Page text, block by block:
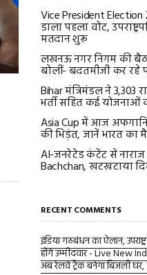
Vice President
डाला पहला वोट,
मतदान शुरू
लखनऊ नगर निगम की
बोलीं- बदतमीजी कर रहे
Bihar मंत्रिमंडल ने 3,303
भर्ती सहित कई योजनाओं
Asia Cup में आज
की भिड़ंत, जानें भारत का
AI-जनरेटेड कंटेंट से नाराज
Bachchan, खटखटाया
RECENT COMMENTS
इंडिया गठबंधन का ऐलान,
होंगे उम्मीदवार - Live New
अब रेलवे ट्रैक बनेगा बिजली